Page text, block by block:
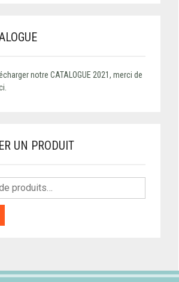
notre CATALOGUE 2021, merci de
UN PRODUIT